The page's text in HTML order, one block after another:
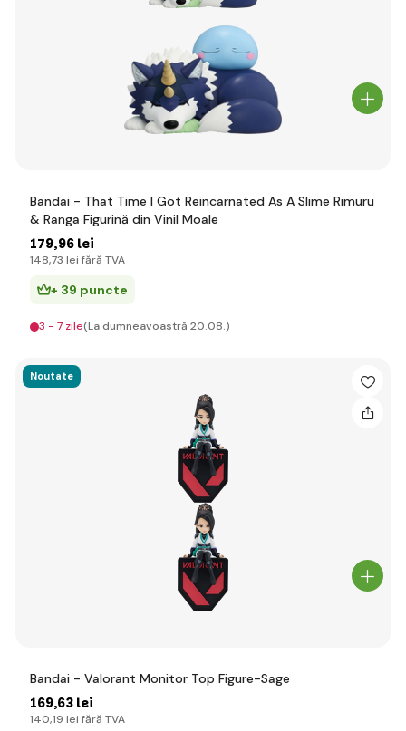
Bandai - That Time I Got Reincarnated As A Slime Rimuru
& Ranga Figurină din Vinil Moale
179,96 lei
148,73 lei fără TVA
+ 39 puncte
3 - 7 zile(La dumneavoastră 20.08.)
Noutate
Bandai - Valorant Monitor Top Figure-Sage
169,63 lei
140,19 lei fără TVA